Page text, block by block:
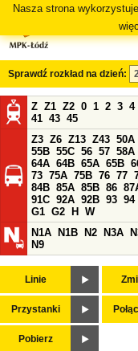
Nasza strona
Sprawdź rozkład na dzień:
Z Z1 Z2 0 1 2 3 4
41 43 45
Z3 Z6 Z13 Z43 50A
55B 55C 56 57 58A
64A 64B 65A 65B
73 75A 75B 76 77
84B 85A 85B 86
91C 92A 92B 93 94
G1 G2 H
W
N1A
N1B N2 N3A
N9
Linie
Przystanki
Pobierz